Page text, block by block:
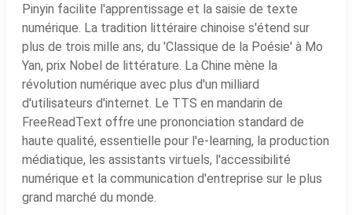
Pinyin facilite l'apprentissage et la saisie de texte
numérique. La tradition littéraire chinoise s'étend sur
plus de trois mille ans, du 'Classique de la Poésie' à Mo
Yan, prix Nobel de littérature. La Chine mène la
révolution numérique avec plus d'un milliard
d'utilisateurs d'internet. Le TTS en mandarin de
FreeReadText offre une prononciation standard de
haute qualité, essentielle pour l'e-learning, la production
médiatique, les assistants virtuels, l'accessibilité
numérique et la communication d'entreprise sur le plus
grand marché du monde.